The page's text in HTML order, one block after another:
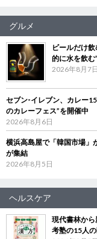
グルメ
ビールだけ
的に水を飲む
2026年8月7日
セブン‐イレブン、カレー
のカレーフェス”を開催中
2026年8月6日
横浜高島屋で「韓国市場
が集結
2026年8月5日
ヘルスケア
現代書林か
考塾の15人